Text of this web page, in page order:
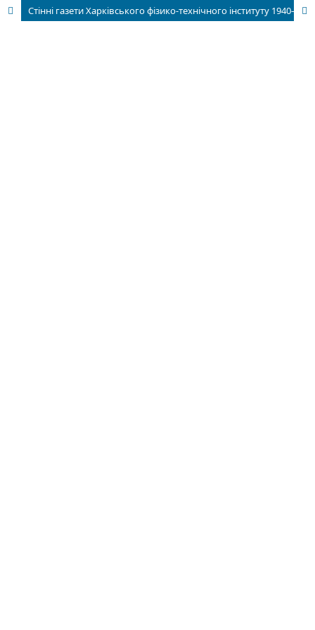
Стінні газети Харківського фізико-технічного інституту 1940—1980-х рр.: джерелознавча характеристика та інформаційний потенціал